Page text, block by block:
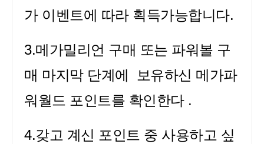
가 이벤트에 따라 획득가능합니다.
3.메가밀리언 구매 또는 파워볼 구
매 마지막 단계에 보유하신 메가파
워월드 포인트를 확인한다 .
4.갖고 계신 포인트 중 사용하고 싶